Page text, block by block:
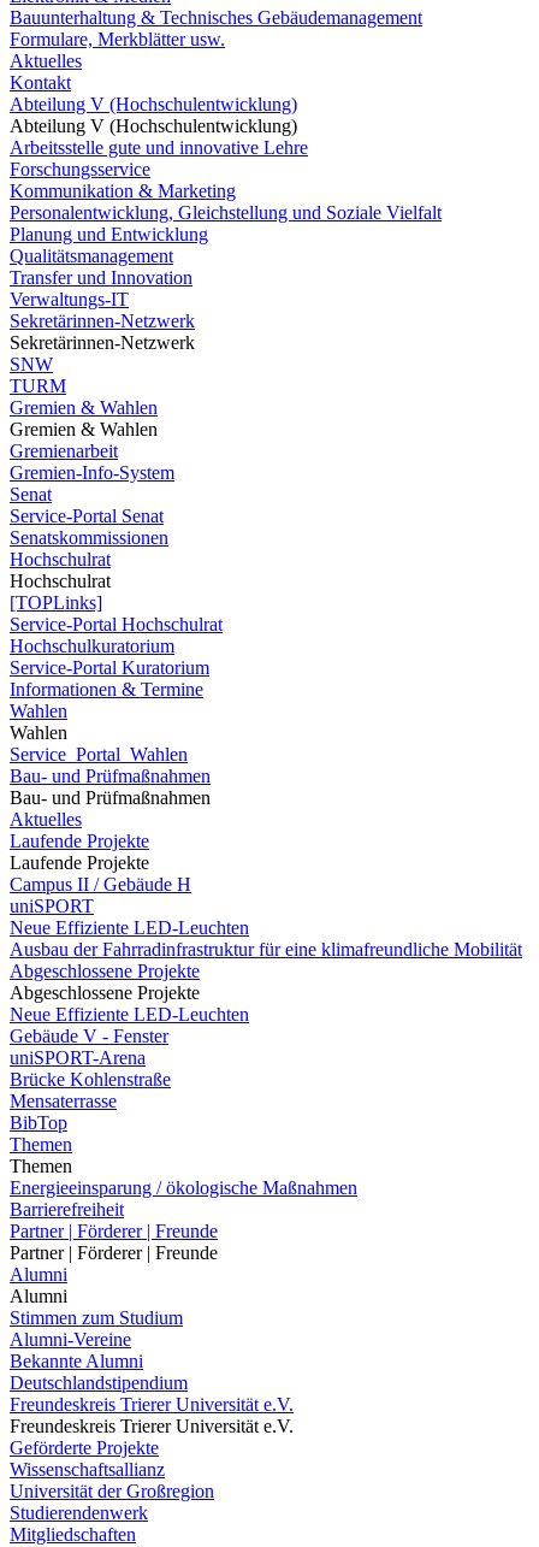
Bauunterhaltung & Technisches Gebäudemanagement
Formulare, Merkblätter usw.
Aktuelles
Kontakt
Abteilung V (Hochschulentwicklung)
Abteilung V (Hochschulentwicklung)
Arbeitsstelle gute und innovative Lehre
Forschungsservice
Kommunikation & Marketing
Personalentwicklung, Gleichstellung und Soziale Vielfalt
Planung und Entwicklung
Qualitätsmanagement
Transfer und Innovation
Verwaltungs-IT
Sekretärinnen-Netzwerk
Sekretärinnen-Netzwerk
SNW
TURM
Gremien & Wahlen
Gremien & Wahlen
Gremienarbeit
Gremien-Info-System
Senat
Service-Portal Senat
Senatskommissionen
Hochschulrat
Hochschulrat
[TOPLinks]
Service-Portal Hochschulrat
Hochschulkuratorium
Service-Portal Kuratorium
Informationen & Termine
Wahlen
Wahlen
Service_Portal_Wahlen
Bau- und Prüfmaßnahmen
Bau- und Prüfmaßnahmen
Aktuelles
Laufende Projekte
Laufende Projekte
Campus II / Gebäude H
uniSPORT
Neue Effiziente LED-Leuchten
Ausbau der Fahrradinfrastruktur für eine klimafreundliche Mobilität
Abgeschlossene Projekte
Abgeschlossene Projekte
Neue Effiziente LED-Leuchten
Gebäude V - Fenster
uniSPORT-Arena
Brücke Kohlenstraße
Mensaterrasse
BibTop
Themen
Themen
Energieeinsparung / ökologische Maßnahmen
Barrierefreiheit
Partner | Förderer | Freunde
Partner | Förderer | Freunde
Alumni
Alumni
Stimmen zum Studium
Alumni-Vereine
Bekannte Alumni
Deutschlandstipendium
Freundeskreis Trierer Universität e.V.
Freundeskreis Trierer Universität e.V.
Geförderte Projekte
Wissenschaftsallianz
Universität der Großregion
Studierendenwerk
Mitgliedschaften